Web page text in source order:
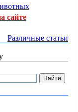
сайте
Различные статьи